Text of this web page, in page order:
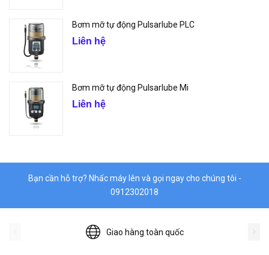
Bơm mỡ tự động Pulsarlube PLC
Liên hệ
Bơm mỡ tự động Pulsarlube Mi
Liên hệ
Bạn cần hỗ trợ? Nhấc máy lên và gọi ngay cho chúng tôi -
0912302018
Giao hàng toàn quốc